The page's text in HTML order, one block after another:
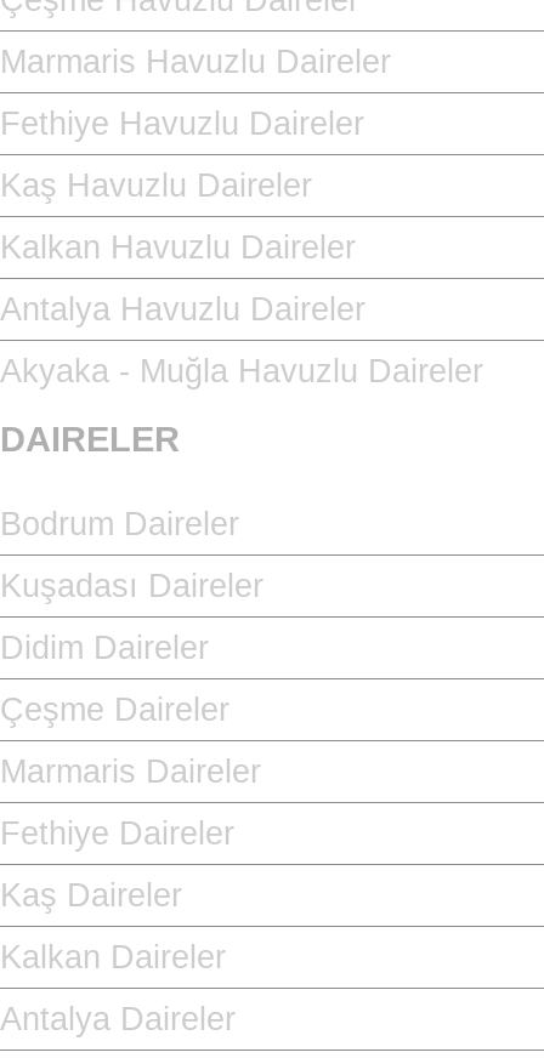
Marmaris Havuzlu Daireler
Fethiye Havuzlu Daireler
Kaş Havuzlu Daireler
Kalkan Havuzlu Daireler
Antalya Havuzlu Daireler
Akyaka - Muğla Havuzlu Daireler
DAIRELER
Bodrum Daireler
Kuşadası Daireler
Didim Daireler
Çeşme Daireler
Marmaris Daireler
Fethiye Daireler
Kaş Daireler
Kalkan Daireler
Antalya Daireler